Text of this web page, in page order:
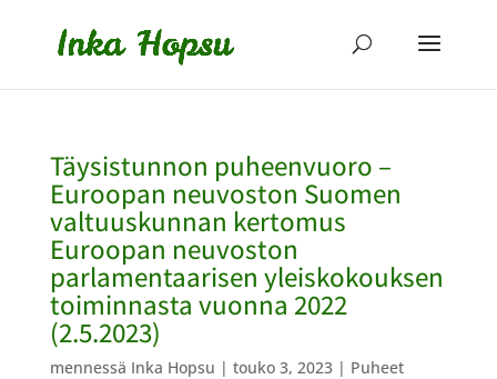
Täysistunnon puheenvuoro –
Euroopan neuvoston Suomen
valtuuskunnan kertomus
Euroopan neuvoston
parlamentaarisen yleiskokouksen
toiminnasta vuonna 2022
(2.5.2023)
mennessä Inka Hopsu | touko 3, 2023| Puheet